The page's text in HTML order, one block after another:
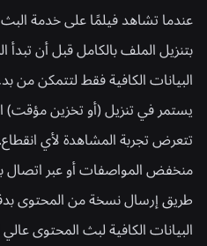
عندما تشاهد فيلمًا على خدمة
بتنزيل الملف بالكامل قبل أن
البيانات الكافية فقط لتتمكن من
يستمر في تنزيل (أو تخزين مؤقت)
تتعرض تجربة المشاهدة لأي
منخفض المواصفات أو عبر اتصال
طريق إرسال نسخة من المحتوى
البيانات الكافية لبث المحتوى